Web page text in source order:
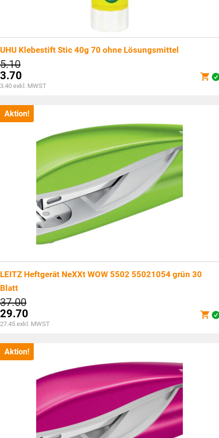
UHU Klebestift Stic 40g 70 ohne Lösungsmittel
5.10Ursprünglicher
Preis
war:
CHF5.10
3.70
Aktueller
ist:
CHF3.70.
3.40 exkl. MWST
Aktion!
LEITZ Heftgerät NeXXt WOW 5502 55021054 grün 30
Blatt
37.00Ursprünglicher
Preis
war:
CHF37.00
29.70
Aktueller
ist:
CHF29.70.
27.45 exkl. MWST
Aktion!